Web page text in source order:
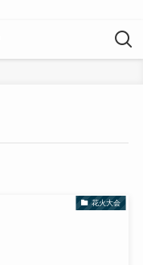
花火大会